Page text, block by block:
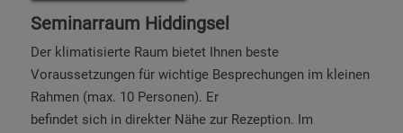
Seminarraum Hiddingsel
Der klimatisierte Raum bietet Ihnen beste
Voraussetzungen für wichtige Besprechungen im kleinen
Rahmen (max. 10 Personen). Er
befindet sich in direkter Nähe zur Rezeption. Im